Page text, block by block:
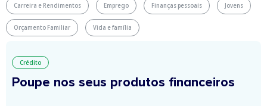
Carreira e Rendimentos Emprego Finanças pessoais Jovens
Orçamento Familiar Vida e família
Crédito
Poupe nos seus produtos financeiros